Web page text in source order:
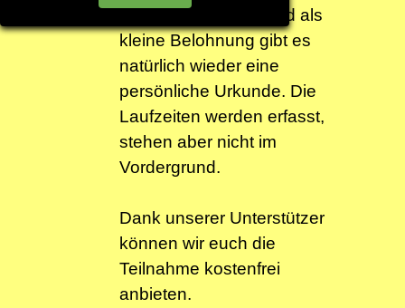
wie immer gesorgt und als
kleine Belohnung gibt es
natürlich wieder eine
persönliche Urkunde. Die
Laufzeiten werden erfasst,
stehen aber nicht im
Vordergrund.
Dank unserer Unterstützer
können wir euch die
Teilnahme kostenfrei
anbieten.